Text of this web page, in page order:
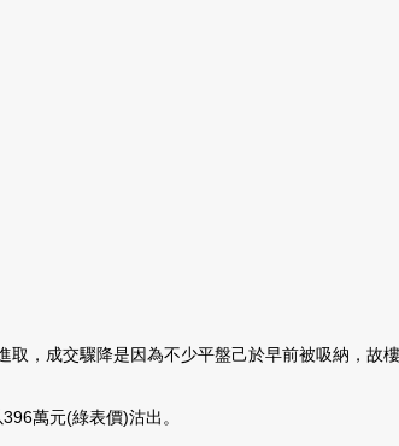
，成交驟降是因為不少平盤己於早前被吸納，故
萬元(綠表價)沽出。